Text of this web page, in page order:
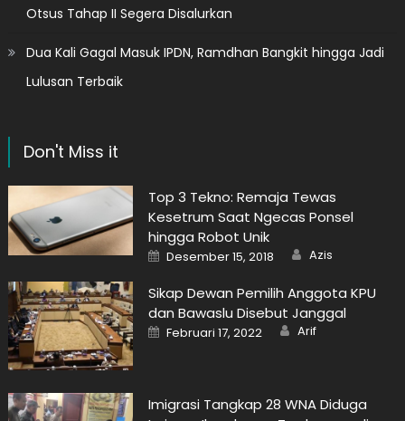
Otsus Tahap II Segera Disalurkan
Dua Kali Gagal Masuk IPDN, Ramdhan Bangkit hingga Jadi
Lulusan Terbaik
Don't Miss it
Top 3 Tekno: Remaja Tewas
Kesetrum Saat Ngecas Ponsel
hingga Robot Unik
Posted
on
Desember 15, 2018 Author
Azis
Sikap Dewan Pemilih Anggota KPU
dan Bawaslu Disebut Janggal
Posted
on
Februari 17, 2022 Author
Arif
Imigrasi Tangkap 28 WNA Diduga